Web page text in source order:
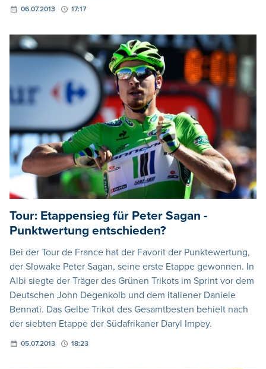
06.07.2013 17:17
Tour: Etappensieg für Peter Sagan -
Punktwertung entschieden?
Bei der Tour de France hat der Favorit der Punktewertung,
der Slowake Peter Sagan, seine erste Etappe gewonnen. In
Albi siegte der Träger des Grünen Trikots im Sprint vor dem
Deutschen John Degenkolb und dem Italiener Daniele
Bennati. Das Gelbe Trikot des Gesamtbesten behielt nach
der siebten Etappe der Südafrikaner Daryl Impey.
05.07.2013 18:23